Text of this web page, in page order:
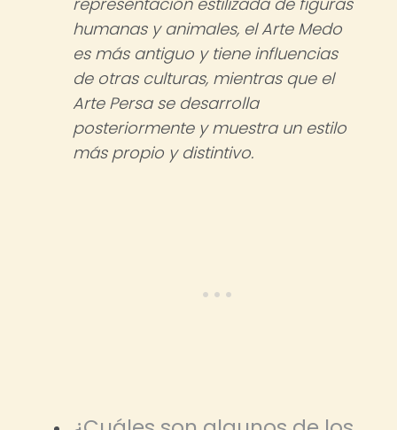
humanas y animales, el Arte Medo
es más antiguo y tiene influencias
de otras culturas, mientras que el
Arte Persa se desarrolla
posteriormente y muestra un estilo
más propio y distintivo.